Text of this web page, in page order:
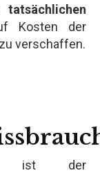
Kosten der
verschaffen.
ist der